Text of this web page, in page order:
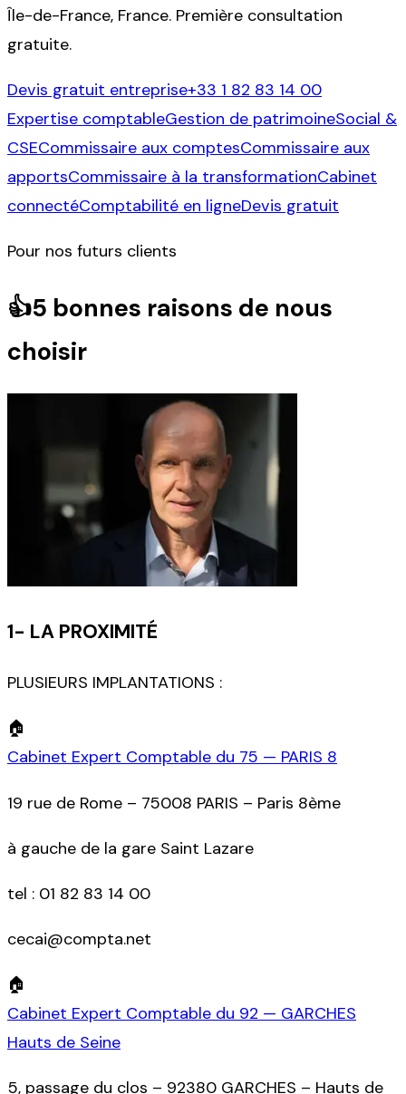
Île-de-France, France. Première consultation
gratuite.
Devis gratuit entreprise+33 1 82 83 14 00
Expertise comptableGestion de patrimoineSocial &
CSECommissaire aux comptesCommissaire aux
apportsCommissaire à la transformationCabinet
connectéComptabilité en ligneDevis gratuit
Pour nos futurs clients
👍5 bonnes raisons de nous
choisir
1- LA PROXIMITÉ
PLUSIEURS IMPLANTATIONS :
🏠
Cabinet Expert Comptable du 75 — PARIS 8
19 rue de Rome – 75008 PARIS – Paris 8ème
à gauche de la gare Saint Lazare
tel : 01 82 83 14 00
cecai@compta.net
🏠
Cabinet Expert Comptable du 92 — GARCHES
Hauts de Seine
5, passage du clos – 92380 GARCHES – Hauts de